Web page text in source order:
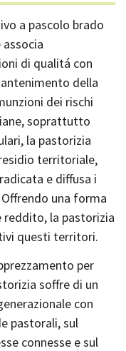
a pascolo brado
di qualitá con
della
dei rischi
soprattutto
la pastorizia
territoriale,
e diffusa i
una forma
reddito, la pastorizia
questi territori.
per
soffre di un
con
pastorali, sul
connesse e sul